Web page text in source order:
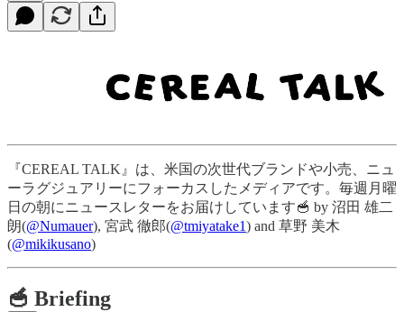
『CEREAL TALK』は、米国の次世代ブランドや小売、ニュ
ーラグジュアリーにフォーカスしたメディアです。毎週月曜
日の朝にニュースレターをお届けしています🥣 by 沼田 雄二
朗(@Numauer), 宮武 徹郎(@tmiyatake1) and 草野 美木
(@mikikusano)
🥣 Briefing